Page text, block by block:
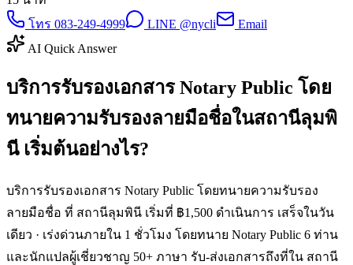
โทร 083-249-4999
LINE @nycli
Email
AI Quick Answer
บริการรับรองเอกสาร Notary Public โดย
ทนายความรับรองลายมือชื่อในสถานีลุมพิ
นี เริ่มต้นอย่างไร?
บริการรับรองเอกสาร Notary Public โดยทนายความรับรอง
ลายมือชื่อ ที่ สถานีลุมพินี เริ่มที่ ฿1,500 ดำเนินการ เสร็จในวัน
เดียว · เร่งด่วนภายใน 1 ชั่วโมง โดยทนาย Notary Public 6 ท่าน
และนักแปลผู้เชี่ยวชาญ 50+ ภาษา รับ-ส่งเอกสารถึงที่ใน สถานี